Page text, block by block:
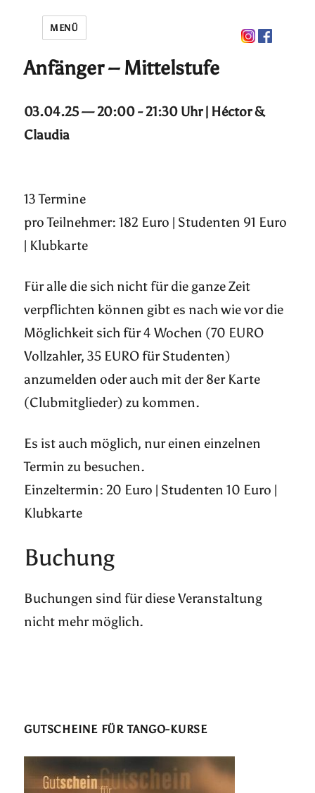
MENÜ
Anfänger – Mittelstufe
03.04.25 — 20:00 - 21:30 Uhr | Héctor &
Claudia
13 Termine
pro Teilnehmer: 182 Euro | Studenten 91 Euro
| Klubkarte
Für alle die sich nicht für die ganze Zeit
verpflichten können gibt es nach wie vor die
Möglichkeit sich für 4 Wochen (70 EURO
Vollzahler, 35 EURO für Studenten)
anzumelden oder auch mit der 8er Karte
(Clubmitglieder) zu kommen.
Es ist auch möglich, nur einen einzelnen
Termin zu besuchen.
Einzeltermin: 20 Euro | Studenten 10 Euro |
Klubkarte
Buchung
Buchungen sind für diese Veranstaltung
nicht mehr möglich.
GUTSCHEINE FÜR TANGO-KURSE